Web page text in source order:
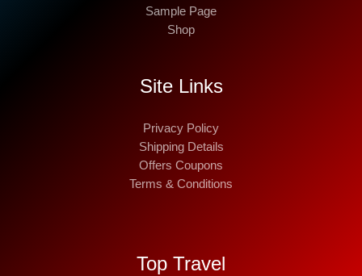
Sample Page
Shop
Site Links
Privacy Policy
Shipping Details
Offers Coupons
Terms & Conditions
Top Travel